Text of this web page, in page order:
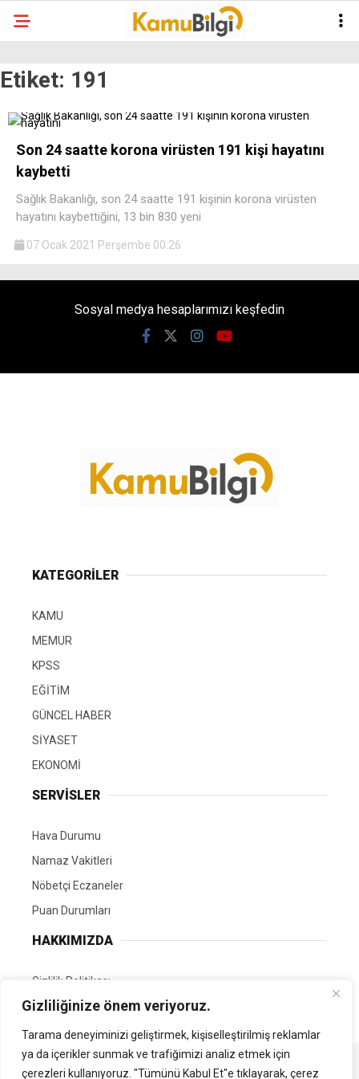
Gizliliğinize önem veriyoruz.
Tarama deneyiminizi geliştirmek, kişiselleştirilmiş reklamlar
ya da içerikler sunmak ve trafiğimizi analiz etmek için
çerezleri kullanıyoruz. "Tümünü Kabul Et"e tıklayarak, çerez
Etiket: 191
Son 24 saatte korona virüsten 191 kişi hayatını
kaybetti
Sağlık Bakanlığı, son 24 saatte 191 kişinin korona virüsten
hayatını kaybettiğini, 13 bin 830 yeni
07 Ocak 2021 Perşembe 00:26
Sosyal medya hesaplarımızı keşfedin
KATEGORİLER
KAMU
MEMUR
KPSS
EĞİTİM
GÜNCEL HABER
SİYASET
EKONOMİ
SERVİSLER
Hava Durumu
Namaz Vakitleri
Nöbetçi Eczaneler
Puan Durumları
HAKKIMIZDA
Gizlilik Politikası
GÖNÜLLÜ EDİTÖRÜMÜZ OL
Tüm Hakları Saklıdır. | Kamubilgi.com | 2026